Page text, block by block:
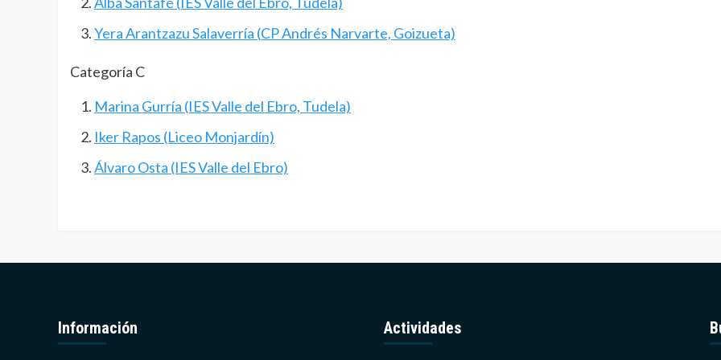
Yera Arantzazu Salaverría (CP Andrés Narvarte, Goizueta)
Categoría C
Marina Gurría (IES Valle del Ebro, Tudela)
Iker Rapos (Liceo Monjardín)
Álvaro Osta (IES Valle del Ebro)
Información Actividades